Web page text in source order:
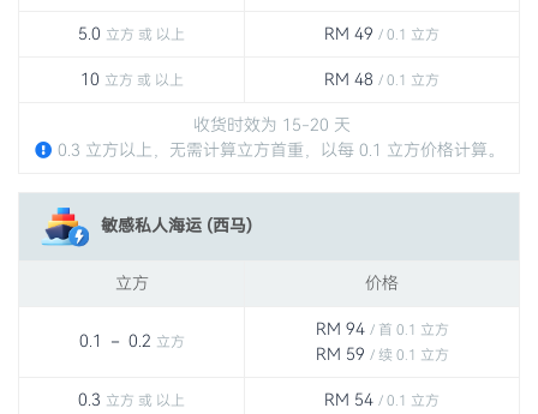
5.0 立方 或 以上 RM 49 / 0.1 立方
10 立方 或 以上 RM 48 / 0.1 立方
收货时效为 15-20 天
0.3 立方以上，无需计算立方首重，以每 0.1 立方价格计算。
敏感私人海运 (西马)
立方 价格
0.1 － 0.2 立方
RM 94 / 首 0.1 立方
RM 59 / 续 0.1 立方
0.3 立方 或 以上 RM 54 / 0.1 立方